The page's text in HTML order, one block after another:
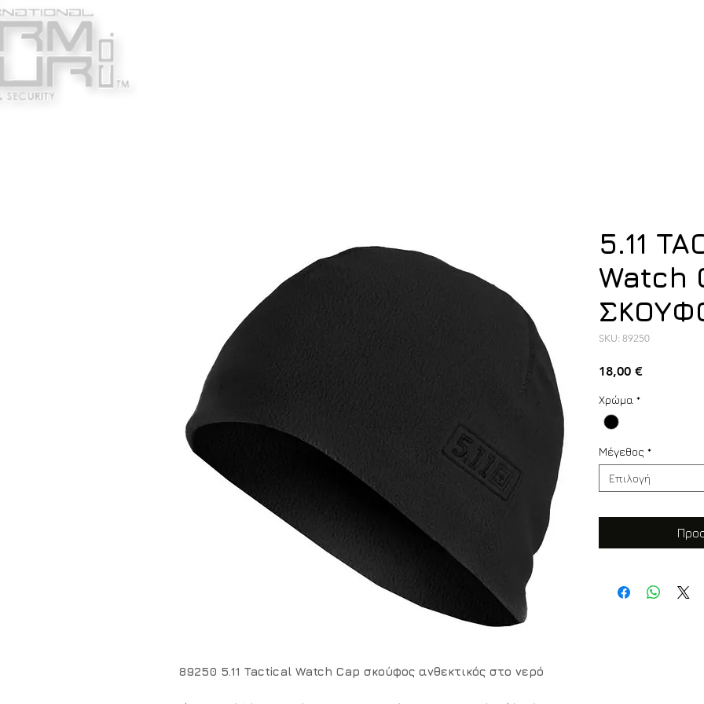
89250 5.11 Tactical Watch Cap σκούφος ανθεκτικός στο νερό
5.11
Watch
SKU: 89250
18,00 €Τιμή
Χρώμα *
Μέγεθος *
Επιλογή